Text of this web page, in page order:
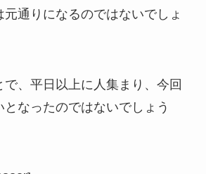
通りになるのではないでしょ
、平日以上に人集まり、今回
なったのではないでしょう